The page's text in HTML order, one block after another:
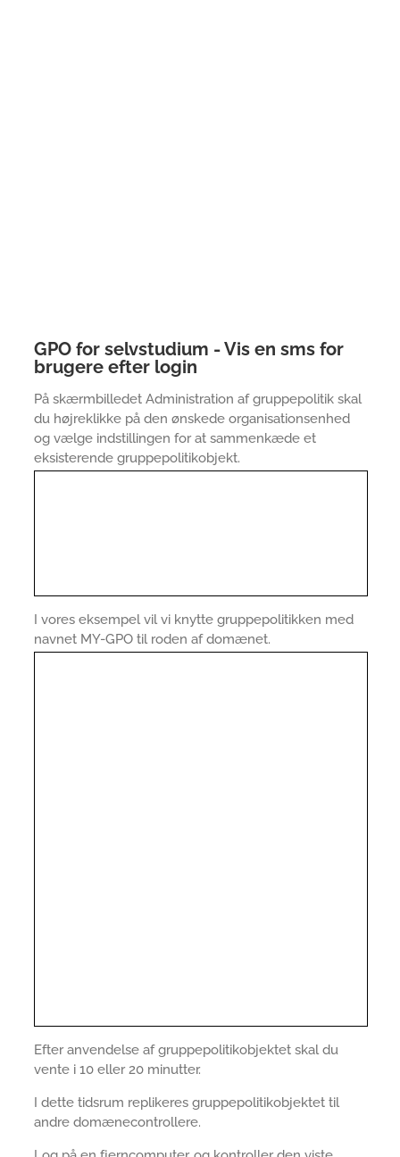
GPO for selvstudium - Vis en sms for
brugere efter login
På skærmbilledet Administration af gruppepolitik skal
du højreklikke på den ønskede organisationsenhed
og vælge indstillingen for at sammenkæde et
eksisterende gruppepolitikobjekt.
I vores eksempel vil vi knytte gruppepolitikken med
navnet MY-GPO til roden af domænet.
Efter anvendelse af gruppepolitikobjektet skal du
vente i 10 eller 20 minutter.
I dette tidsrum replikeres gruppepolitikobjektet til
andre domænecontrollere.